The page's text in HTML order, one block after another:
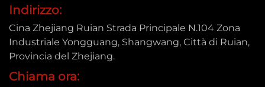
Indirizzo:
Cina Zhejiang Ruian Strada Principale N.104 Zona
Industriale Yongguang, Shangwang, Città di Ruian,
Provincia del Zhejiang.
Chiama ora: